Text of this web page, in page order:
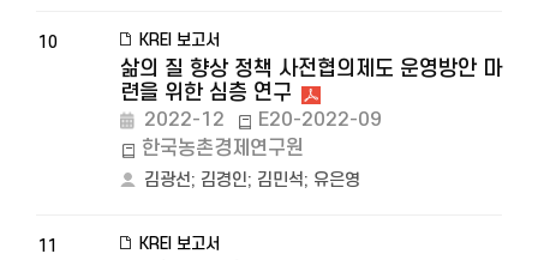
10 KREI 보고서
삶의 질 향상 정책 사전협의제도 운영방안 마
련을 위한 심층 연구
2022-12
E20-2022-09
한국농촌경제연구원
김광선; 김경인; 김민석; 유은영
11 KREI 보고서